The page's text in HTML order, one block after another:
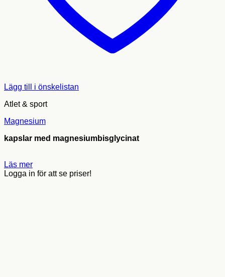
Lägg till i önskelistan
Atlet & sport
Magnesium
kapslar med magnesiumbisglycinat
Läs mer
Logga in för att se priser!